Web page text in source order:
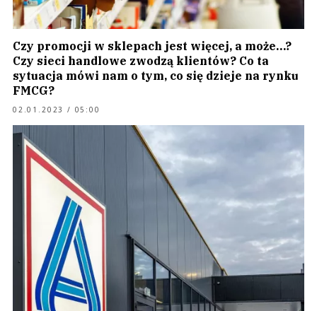
Czy promocji w sklepach jest więcej, a może…?
Czy sieci handlowe zwodzą klientów? Co ta
sytuacja mówi nam o tym, co się dzieje na rynku
FMCG?
02.01.2023 / 05:00